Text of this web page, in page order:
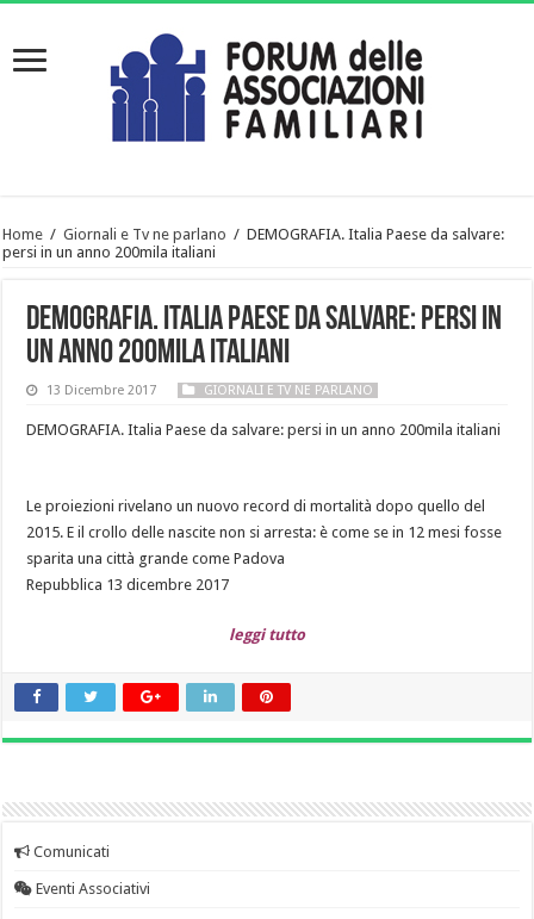
Home / Giornali e Tv ne parlano / DEMOGRAFIA. Italia Paese da salvare:
persi in un anno 200mila italiani
DEMOGRAFIA. Italia Paese da salvare: persi in
un anno 200mila italiani
13 Dicembre 2017 GIORNALI E TV NE PARLANO
DEMOGRAFIA. Italia Paese da salvare: persi in un anno 200mila italiani
Le proiezioni rivelano un nuovo record di mortalità dopo quello del
2015. E il crollo delle nascite non si arresta: è come se in 12 mesi fosse
sparita una città grande come Padova
Repubblica 13 dicembre 2017
leggi tutto
Comunicati
Eventi Associativi